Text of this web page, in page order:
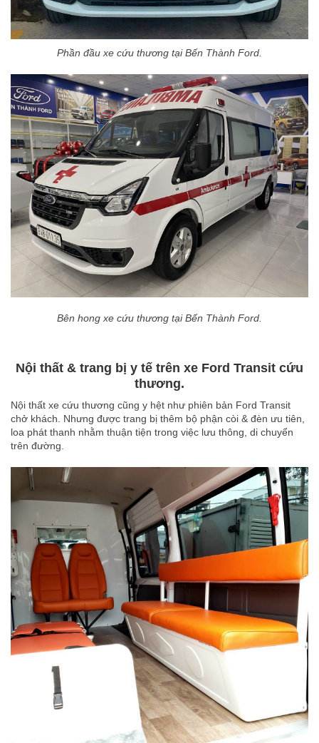
Phần đầu xe cứu thương tại Bến Thành Ford.
Bên hong xe cứu thương tại Bến Thành Ford.
Nội thất & trang bị y tế trên xe Ford Transit cứu
thương.
Nội thất xe cứu thương cũng y hệt như phiên bản Ford Transit
chở khách. Nhưng được trang bị thêm bộ phận còi & đèn ưu tiên,
loa phát thanh nhằm thuận tiện trong việc lưu thông, di chuyển
trên đường.